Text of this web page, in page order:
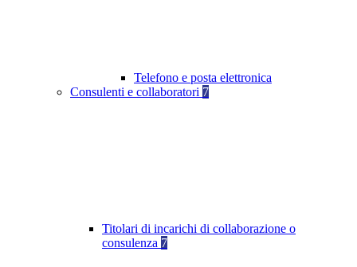
Telefono e posta elettronica
Consulenti e collaboratori 7
Titolari di incarichi di collaborazione o
consulenza 7